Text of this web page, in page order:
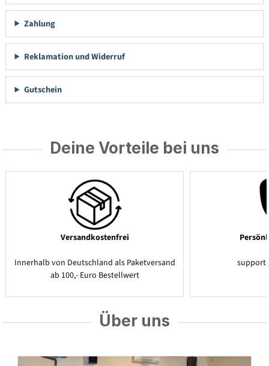
Zahlung
Reklamation und Widerruf
Gutschein
Deine Vorteile bei uns
Versandkostenfrei
Innerhalb von Deutschland als Paketversand
ab 100,- Euro Bestellwert
Über uns